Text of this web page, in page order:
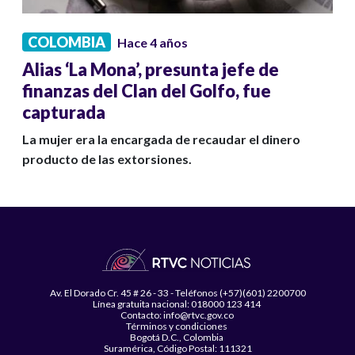
COLOMBIA Hace 4 años
Alias ‘La Mona’, presunta jefe de
finanzas del Clan del Golfo, fue
capturada
La mujer era la encargada de recaudar el dinero
producto de las extorsiones.
Av. El Dorado Cr. 45 # 26 - 33 - Teléfonos (+57)(601) 2200700
Línea gratuita nacional: 018000 123 414
Contacto: info@rtvc.gov.co
Términos y condiciones
Bogotá D.C., Colombia
Suramérica, Código Postal: 111321